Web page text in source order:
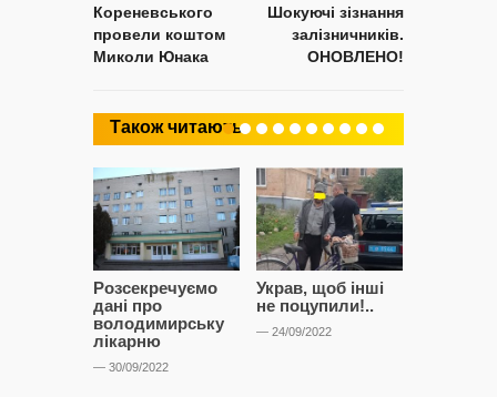
Кореневського
провели коштом
Миколи Юнака
Шокуючі зізнання
залізничників.
ОНОВЛЕНО!
Також читають
Розсекречуємо
дані про
володимирську
лікарню
— 30/09/2022
Украв, щоб інші
не поцупили!..
— 24/09/2022